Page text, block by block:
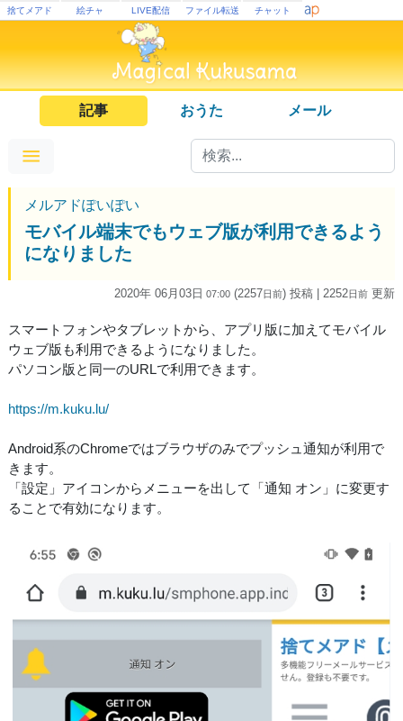
捨てメアド 絵チャ LIVE配信 ファイル転送 チャット
記事 おうた メール
メルアドぽいぽい
モバイル端末でもウェブ版が利用できるよう
になりました
2020年 06月03日 07:00 (2257日前) 投稿 | 2252日前 更新
スマートフォンやタブレットから、アプリ版に加えてモバイル
ウェブ版も利用できるようになりました。
パソコン版と同一のURLで利用できます。
https://m.kuku.lu/
Android系のChromeではブラウザのみでプッシュ通知が利用で
きます。
「設定」アイコンからメニューを出して「通知 オン」に変更す
ることで有効になります。